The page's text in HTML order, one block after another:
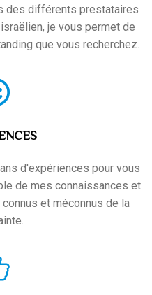
des différents prestataires
je vous permet de
que vous recherchez.
d'expériences pour vous
de mes connaissances et
et méconnus de la